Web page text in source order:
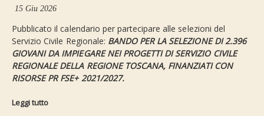
15 Giu 2026
Pubblicato il calendario per partecipare alle selezioni del
Servizio Civile Regionale: BANDO PER LA SELEZIONE DI 2.396
GIOVANI DA IMPIEGARE NEI PROGETTI DISERVIZIO CIVILE
REGIONALE DELLA REGIONE TOSCANA, FINANZIATI CON
RISORSEPR FSE+ 2021/2027.
Leggi tutto